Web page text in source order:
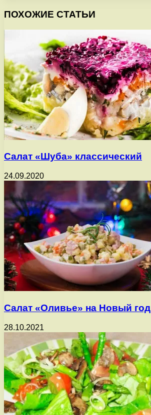
ПОХОЖИЕ СТАТЬИ
Салат «Шуба» классический
24.09.2020
Салат «Оливье» на Новый год
28.10.2021